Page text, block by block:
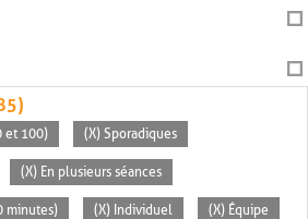
et 100) (X) Sporadiques
(X) En plusieurs séances
minutes) (X) Individuel (X) Équipe